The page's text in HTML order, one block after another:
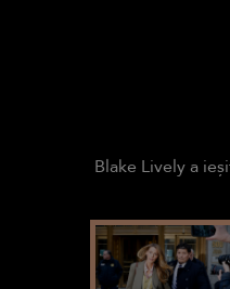
Blake Lively a